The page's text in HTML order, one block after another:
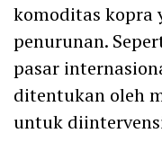
komoditas kopra
penurunan.
pasar
ditentukan oleh
untuk